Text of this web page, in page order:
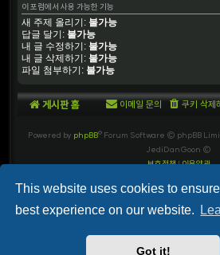
This website uses cookies to
best experience on our website.
Got it!
이 포럼에서 사용 가능한 기능
새 주제 올리기: 불가능
답글 달기: 불가능
내 글 수정하기: 불가능
내 글 삭제하기: 불가능
파일 첨부하기: 불가능
게시판 홈 쿠키 삭제
이메일 문의
Powered by phpBB® Forum Software © phpBB
JediDanGoon ©
보호정책|이용약관